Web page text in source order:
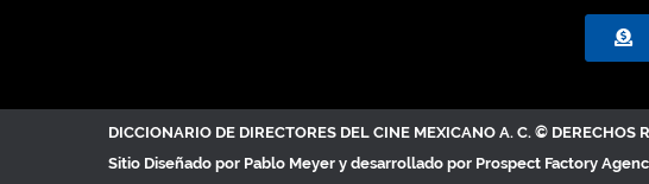
DICCIONARIO DE DIRECTORES DEL CINE MEXICANO A. C. © DERECHOS
Sitio Diseñado por Pablo Meyer y desarrollado por Prospect Factory